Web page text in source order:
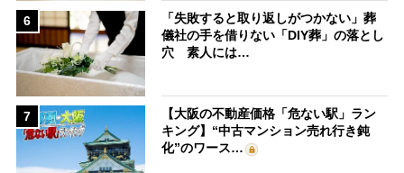
6
「失敗すると取り返しがつかない」葬
儀社の手を借りない「DIY葬」の落とし
穴 素人には…
7
【大阪の不動産価格「危ない駅」ラン
キング】“中古マンション売れ行き鈍
化”のワース…